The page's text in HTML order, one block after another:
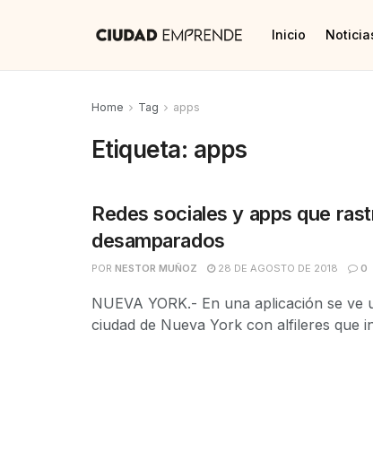
Inicio
Home Tag apps
Etiqueta: apps
Redes sociales y apps que
desamparados
POR NESTOR MUÑOZ 28 DE AGOSTO DE 2018 0
NUEVA YORK.- En una aplicación se ve
ciudad de Nueva York con alfileres que